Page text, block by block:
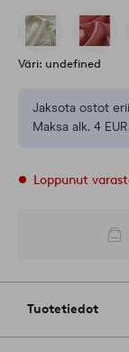
Väri: undefined
Jaksota ostot
Maksa alk. 4
Loppunut
Tuotetiedot